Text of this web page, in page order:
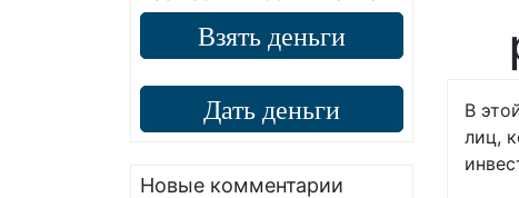
Взять деньги
Дать деньги
Новые комментарии
В
лиц,